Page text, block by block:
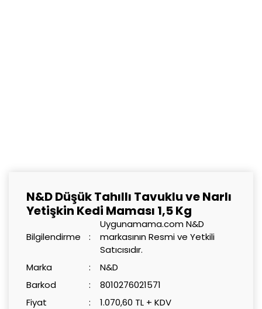
N&D Düşük Tahıllı Tavuklu ve Narlı
Yetişkin Kedi Maması 1,5 Kg
Bilgilendirme
Uygunamama.com N&D
markasının Resmi ve Yetkili
Satıcısıdır.
Marka
N&D
Barkod
8010276021571
Fiyat
1.070,60 TL + KDV